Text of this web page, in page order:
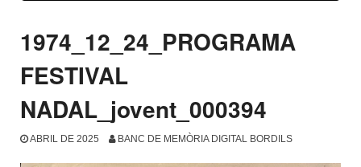
1974_12_24_PROGRAMA
FESTIVAL
NADAL_jovent_000394
ABRIL DE 2025 BANC DE MEMÒRIA DIGITAL BORDILS